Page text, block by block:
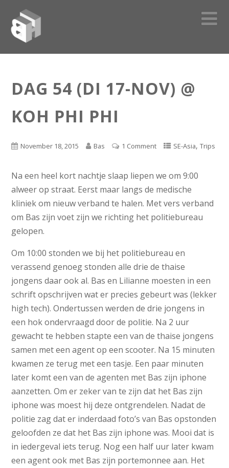
DAG 54 (DI 17-NOV) @
KOH PHI PHI
November 18, 2015 Bas 1 Comment SE-Asia, Trips
Na een heel kort nachtje slaap liepen we om 9:00
alweer op straat. Eerst maar langs de medische
kliniek om nieuw verband te halen. Met vers verband
om Bas zijn voet zijn we richting het politiebureau
gelopen.
Om 10:00 stonden we bij het politiebureau en
verassend genoeg stonden alle drie de thaise
jongens daar ook al. Bas en Lilianne moesten in een
schrift opschrijven wat er precies gebeurt was (lekker
high tech). Ondertussen werden de drie jongens in
een hok ondervraagd door de politie. Na 2 uur
gewacht te hebben stapte een van de thaise jongens
samen met een agent op een scooter. Na 15 minuten
kwamen ze terug met een tasje. Een paar minuten
later komt een van de agenten met Bas zijn iphone
aanzetten. Om er zeker van te zijn dat het Bas zijn
iphone was moest hij deze ontgrendelen. Nadat de
politie zag dat er inderdaad foto’s van Bas opstonden
geloofden ze dat het Bas zijn iphone was. Mooi dat is
in iedergeval iets terug. Nog een half uur later kwam
een agent ook met Bas zijn portemonnee aan. Het